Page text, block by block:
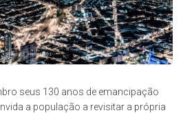
seus 130 anos de emancipação
a população a revisitar a própria